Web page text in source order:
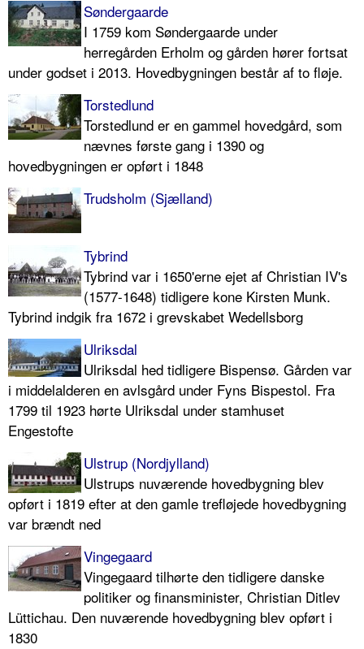
Søndergaarde
I 1759 kom Søndergaarde under
herregården Erholm og gården hører fortsat
under godset i 2013. Hovedbygningen består af to fløje.
Torstedlund
Torstedlund er en gammel hovedgård, som
nævnes første gang i 1390 og
hovedbygningen er opført i 1848
Trudsholm (Sjælland)
Tybrind
Tybrind var i 1650'erne ejet af Christian IV's
(1577-1648) tidligere kone Kirsten Munk.
Tybrind indgik fra 1672 i grevskabet Wedellsborg
Ulriksdal
Ulriksdal hed tidligere Bispensø. Gården var
i middelalderen en avlsgård under Fyns Bispestol. Fra
1799 til 1923 hørte Ulriksdal under stamhuset
Engestofte
Ulstrup (Nordjylland)
Ulstrups nuværende hovedbygning blev
opført i 1819 efter at den gamle trefløjede hovedbygning
var brændt ned
Vingegaard
Vingegaard tilhørte den tidligere danske
politiker og finansminister, Christian Ditlev
Lüttichau. Den nuværende hovedbygning blev opført i
1830